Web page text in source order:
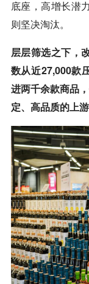
底座，高增长潜
则坚决淘汰。
层层筛选之下，
数从近27,000款
进两千余款商品
定、高品质的上游